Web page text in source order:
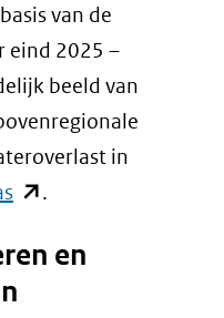
van de
eind 2025 –
beeld van
in
(opent
nieuw
venster)
.
en